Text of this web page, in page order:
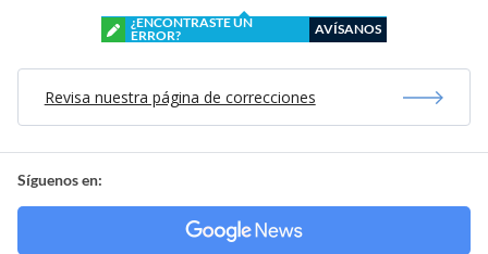
¿ENCONTRASTE UN
ERROR?
AVÍSANOS
Revisa nuestra página de correcciones
Síguenos en: